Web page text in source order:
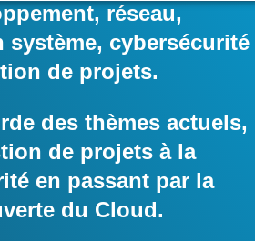
réseau,
cybersécurité
de projets.
des thèmes actuels,
de projets à la
en passant par la
du Cloud.